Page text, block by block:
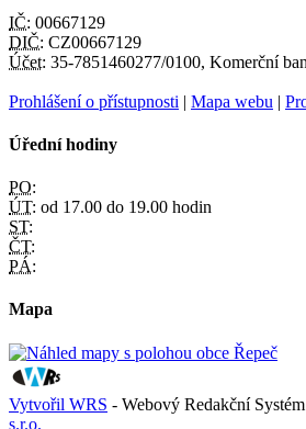
IČ: 00667129
DIČ: CZ00667129
Účet: 35-7851460277/0100, Komerční
Prohlášení o přístupnosti | Mapa webu |
Úřední hodiny
PO:
ÚT: od 17.00 do 19.00 hodin
ST:
ČT:
PÁ:
Mapa
Vytvořil WRS - Webový Redakční
s.r.o.